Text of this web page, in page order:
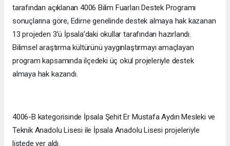
tarafından açıklanan 4006 Bilim Fuarları Destek Programı
sonuçlarına göre, Edirne genelinde destek almaya hak kazanan
13 projeden 3’ü İpsala’daki okullar tarafından hazırlandı.
Bilimsel araştırma kültürünü yaygınlaştırmayı amaçlayan
program kapsamında ilçedeki üç okul projeleriyle destek
almaya hak kazandı.
4006-B kategorisinde İpsala Şehit Er Mustafa Aydın Mesleki ve
Teknik Anadolu Lisesi ile İpsala Anadolu Lisesi projeleriyle
listede yer aldı.